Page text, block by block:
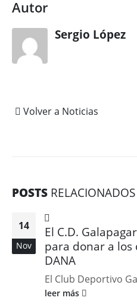
Autor
Sergio López
Volver a Noticias
POSTS RELACIONADOS
14
Nov
El C.D.
para donar a
DANA
El Club Deportivo
leer más